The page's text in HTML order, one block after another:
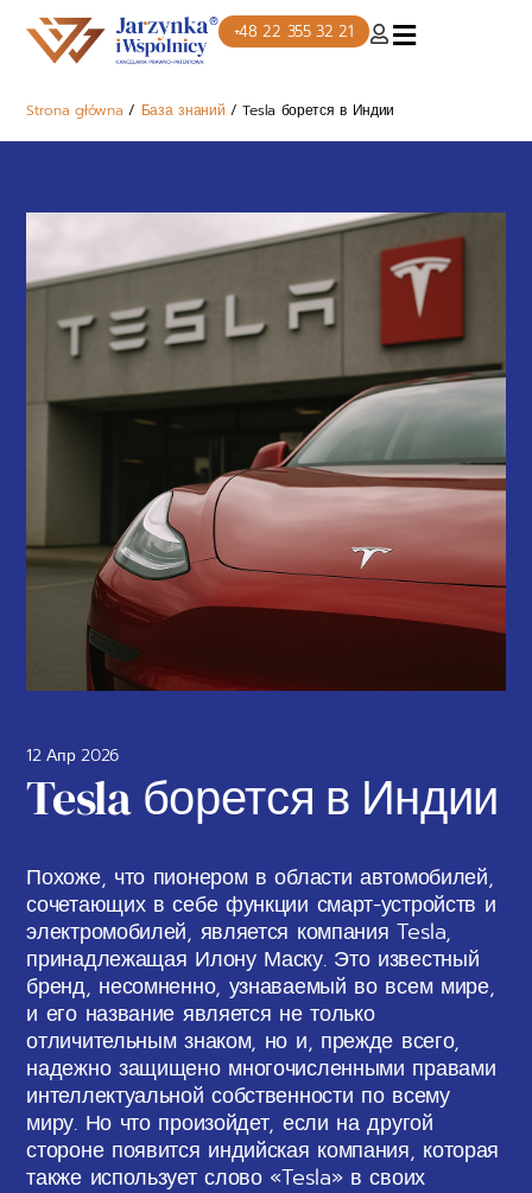
+48 22 355 32 21
Strona główna / База знаний /Tesla борется в Индии
12 Апр 2026
Tesla борется в Индии
Похоже, что пионером в области автомобилей,
сочетающих в себе функции смарт-устройств и
электромобилей, является компания Tesla,
принадлежащая Илону Маску. Это известный
бренд, несомненно, узнаваемый во всем мире,
и его название является не только
отличительным знаком, но и, прежде всего,
надежно защищено многочисленными правами
интеллектуальной собственности по всему
миру. Но что произойдет, если на другой
стороне появится индийская компания, которая
также использует слово «Tesla» в своих